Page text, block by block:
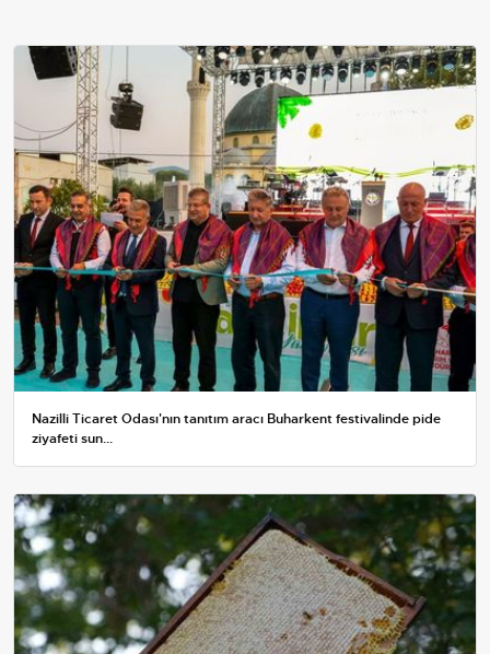
Nazilli Ticaret Odası'nın tanıtım aracı Buharkent festivalinde pide
ziyafeti sun...